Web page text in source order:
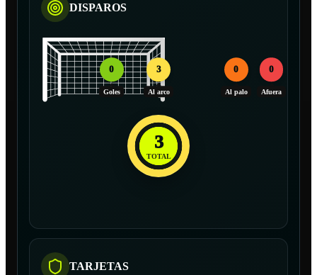
DISPAROS
0
Goles
3
Al arco
0
Al palo
0
Afuera
3
TOTAL
TARJETAS